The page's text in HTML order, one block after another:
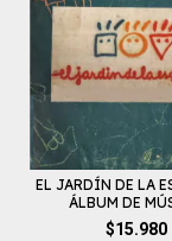
EL JARDÍN DE LA
ÁLBUM DE
$15.980